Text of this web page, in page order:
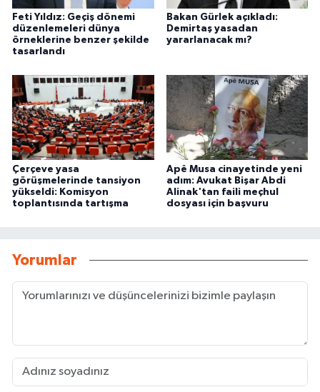
Feti Yıldız: Geçiş dönemi
düzenlemeleri dünya
örneklerine benzer şekilde
tasarlandı
Bakan Gürlek açıkladı:
Demirtaş yasadan
yararlanacak mı?
Çerçeve yasa
görüşmelerinde tansiyon
yükseldi: Komisyon
toplantısında tartışma
Apê Musa cinayetinde yeni
adım: Avukat Bişar Abdi
Alinak'tan faili meçhul
dosyası için başvuru
Yorumlar